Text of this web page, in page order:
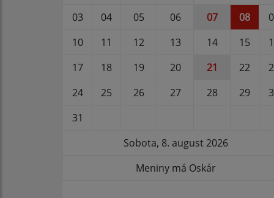
03
04 05 06 07 08
10
11 12 13 14 15
17
18 19 20 21 22
24
25 26 27 28 29
31
Sobota, 8. august 2026
Meniny má Oskár